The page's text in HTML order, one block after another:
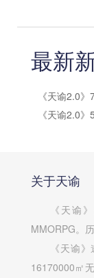
最新
关于天谕
《天谕
MMORPG。
《天谕
16170000㎡